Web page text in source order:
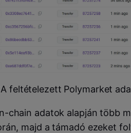
feltételezett Polymarket
chain adatok alapján több
majd a támadó ezeket